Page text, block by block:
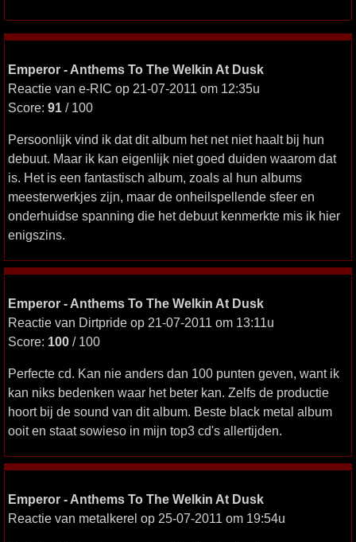
Emperor - Anthems To The Welkin At Dusk
Reactie van e-RIC op 21-07-2011 om 12:35u
Score: 91 / 100
Persoonlijk vind ik dat dit album het net niet haalt bij hun
debuut. Maar ik kan eigenlijk niet goed duiden waarom dat
is. Het is een fantastisch album, zoals al hun albums
meesterwerkjes zijn, maar de onheilspellende sfeer en
onderhuidse spanning die het debuut kenmerkte mis ik hier
enigszins.
Emperor - Anthems To The Welkin At Dusk
Reactie van Dirtpride op 21-07-2011 om 13:11u
Score: 100 / 100
Perfecte cd. Kan nie anders dan 100 punten geven, want ik
kan niks bedenken waar het beter kan. Zelfs de productie
hoort bij de sound van dit album. Beste black metal album
ooit en staat sowieso in mijn top3 cd's allertijden.
Emperor - Anthems To The Welkin At Dusk
Reactie van metalkerel op 25-07-2011 om 19:54u